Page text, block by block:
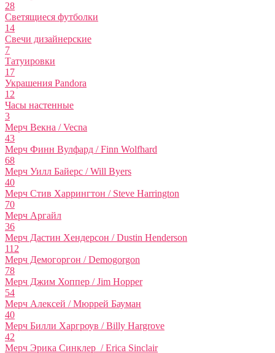
28
Светящиеся футболки
14
Свечи дизайнерские
7
Татуировки
17
Украшения Pandora
12
Часы настенные
3
Мерч Векна / Vecna
43
Мерч Финн Вулфард / Finn Wolfhard
68
Мерч Уилл Байерс / Will Byers
40
Мерч Стив Харрингтон / Steve Harrington
70
Мерч Аргайл
36
Мерч Дастин Хендерсон / Dustin Henderson
112
Мерч Демогоргон / Demogorgon
78
Мерч Джим Хоппер / Jim Hopper
54
Мерч Алексей / Мюррей Бауман
40
Мерч Билли Харгроув / Billy Hargrove
42
Мерч Эрика Синклер / Erica Sinclair